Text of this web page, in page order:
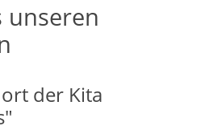
unseren
der Kita